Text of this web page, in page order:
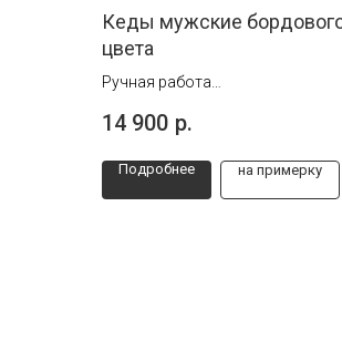
Кеды мужские
цвета
Ручная работа
14 900 р.
Подробнее на примерку